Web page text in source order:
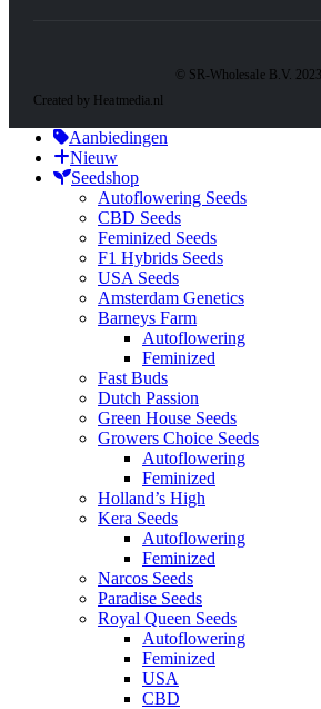
© SR-Wholesale B.V. 2023
Created by Heatmedia.nl
Aanbiedingen
Nieuw
Seedshop
Autoflowering Seeds
CBD Seeds
Feminized Seeds
F1 Hybrids Seeds
USA Seeds
Amsterdam Genetics
Barneys Farm
Autoflowering
Feminized
Fast Buds
Dutch Passion
Green House Seeds
Growers Choice Seeds
Autoflowering
Feminized
Holland’s High
Kera Seeds
Autoflowering
Feminized
Narcos Seeds
Paradise Seeds
Royal Queen Seeds
Autoflowering
Feminized
USA
CBD